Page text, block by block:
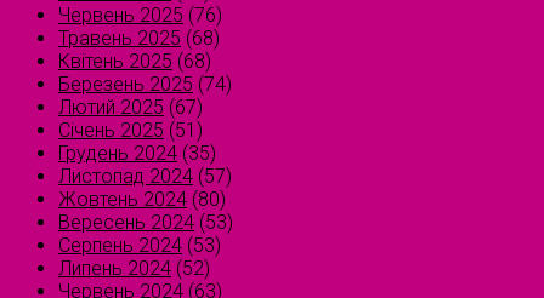
Червень 2025 (76)
Травень 2025 (68)
Квітень 2025 (68)
Березень 2025 (74)
Лютий 2025 (67)
Січень 2025 (51)
Грудень 2024 (35)
Листопад 2024 (57)
Жовтень 2024 (80)
Вересень 2024 (53)
Серпень 2024 (53)
Липень 2024 (52)
Червень 2024 (63)